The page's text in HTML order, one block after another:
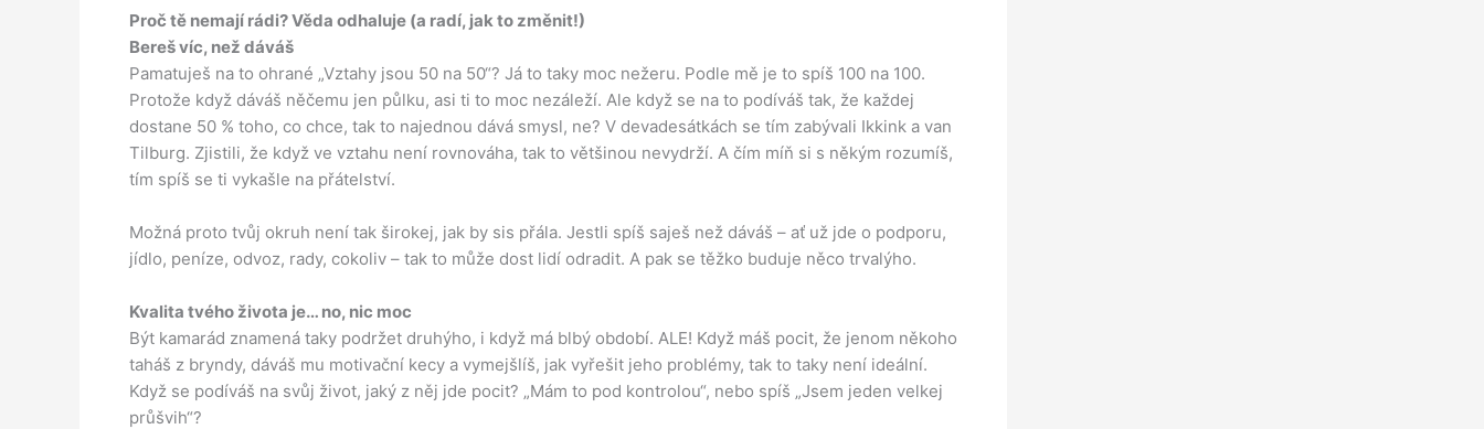
Proč tě nemají rádi? Věda odhaluje (a radí, jak to změnit!)
Bereš víc, než dáváš
Pamatuješ na to ohrané „Vztahy jsou 50 na 50“? Já to taky moc nežeru. Podle mě je to spíš 100 na 100.
Protože když dáváš něčemu jen půlku, asi ti to moc nezáleží. Ale když se na to podíváš tak, že každej
dostane 50 % toho, co chce, tak to najednou dává smysl, ne? V devadesátkách se tím zabývali Ikkink a van
Tilburg. Zjistili, že když ve vztahu není rovnováha, tak to většinou nevydrží. A čím míň si s někým rozumíš,
tím spíš se ti vykašle na přátelství.
Možná proto tvůj okruh není tak širokej, jak by sis přála. Jestli spíš saješ než dáváš – ať už jde o podporu,
jídlo, peníze, odvoz, rady, cokoliv – tak to může dost lidí odradit. A pak se těžko buduje něco trvalýho.
Kvalita tvého života je… no, nic moc
Být kamarád znamená taky podržet druhýho, i když má blbý období. ALE! Když máš pocit, že jenom někoho
taháš z bryndy, dáváš mu motivační kecy a vymejšlíš, jak vyřešit jeho problémy, tak to taky není ideální.
Když se podíváš na svůj život, jaký z něj jde pocit? „Mám to pod kontrolou“, nebo spíš „Jsem jeden velkej
průšvih“?